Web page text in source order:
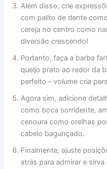
Além disso, crie
com palito de dente
cereja no centro como
diversão crescendo!
Portanto, faça a barba
queijo prato ao redor da
perfeito – volume cria
Agora sim, adicione
como boca sorridente,
cenoura como orelhas
cabelo bagunçado.
Finalmente, ajuste
atrás para admirar e